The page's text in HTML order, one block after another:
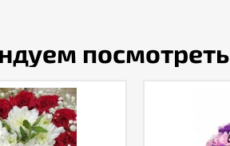
посмотреть